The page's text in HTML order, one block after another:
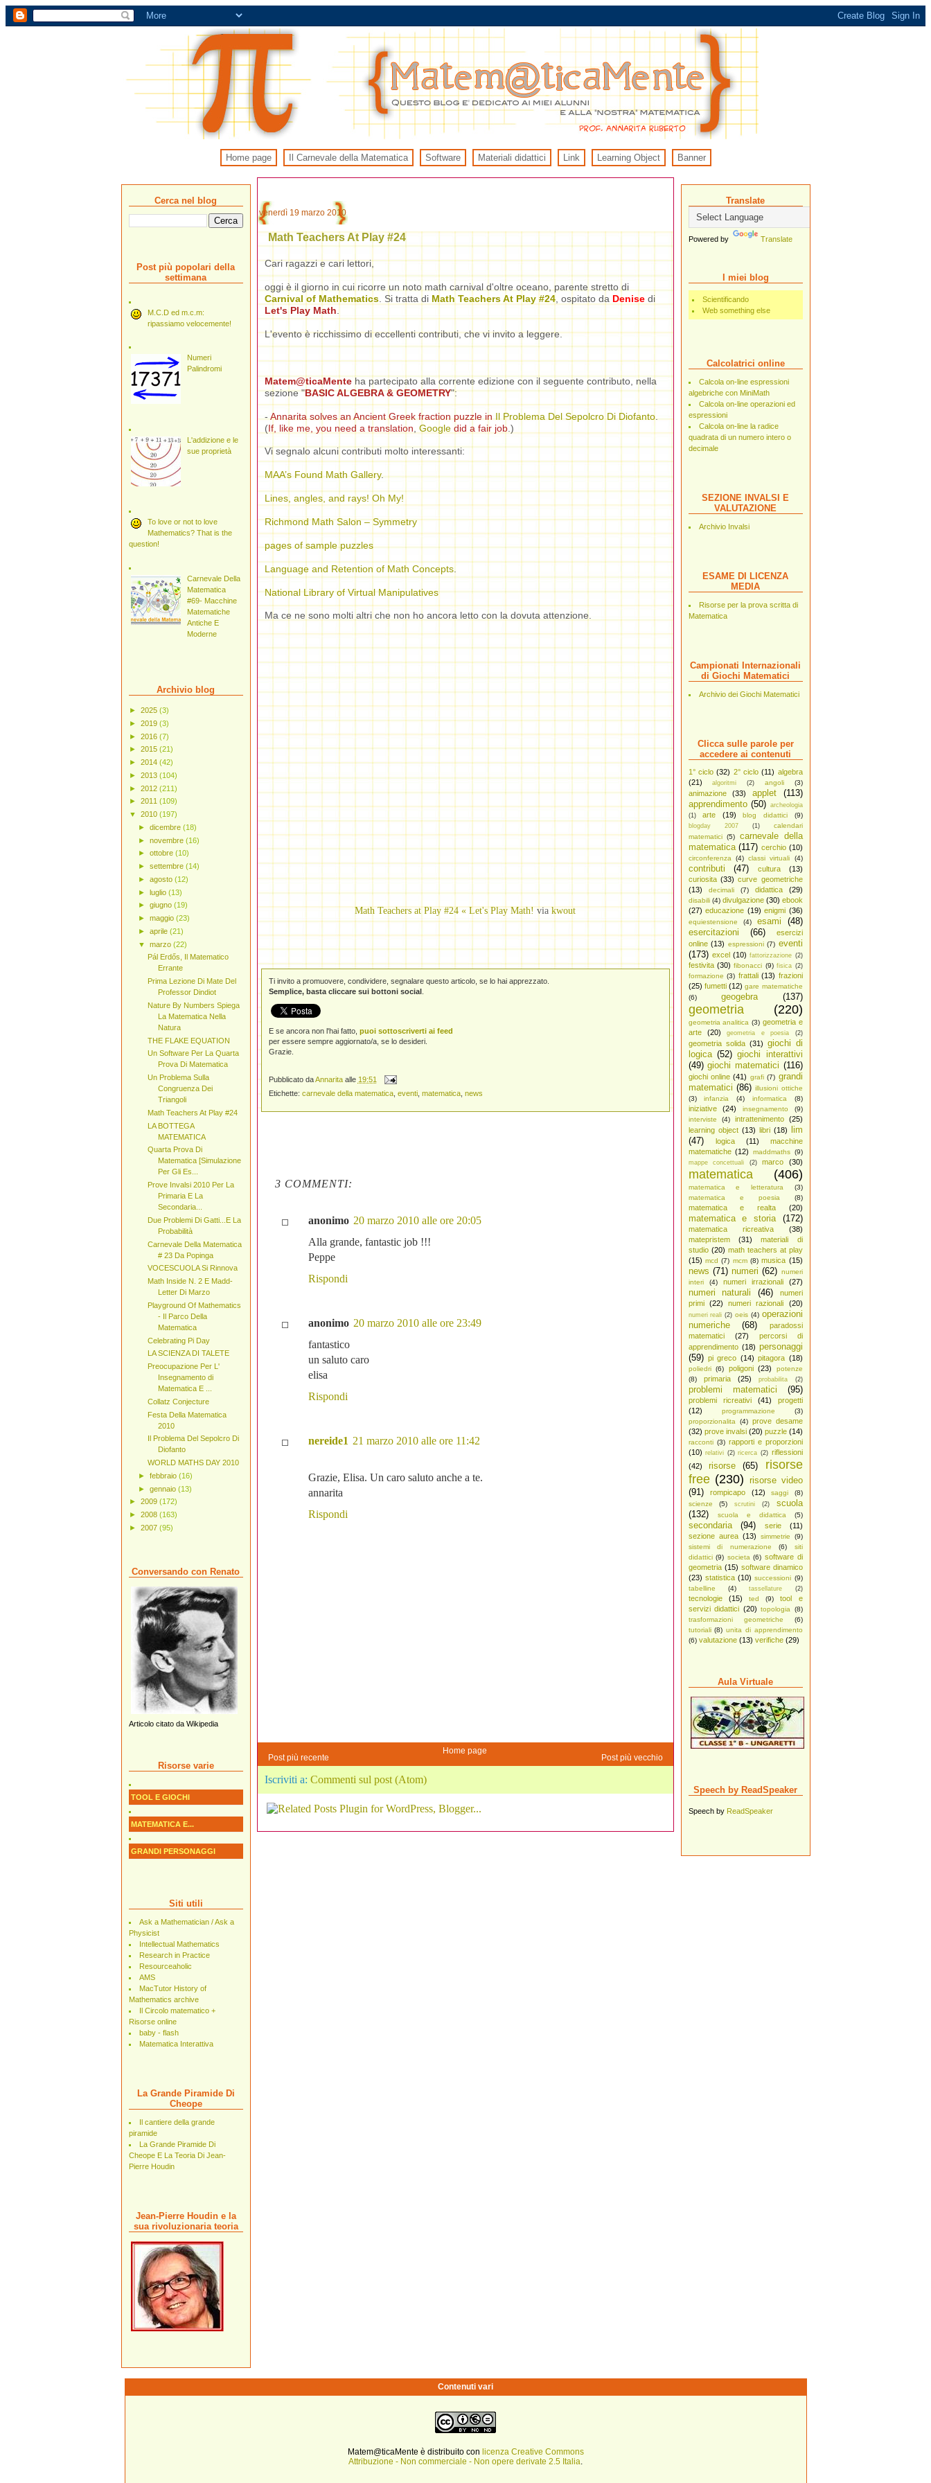
Home page Il Carnevale della Matematica Software Materiali didattici Link Learning Object Banner
Translate
Powered by Translate
I miei blog
Scientificando
Web something else
Calcolatrici online
Calcola on-line espressioni
algebriche con MiniMath
Calcola on-line operazioni ed
espressioni
Calcola on-line la radice
quadrata di un numero intero o
decimale
SEZIONE INVALSI E
VALUTAZIONE
Archivio Invalsi
ESAME DI LICENZA
MEDIA
Risorse per la prova scritta di
Matematica
Campionati Internazionali
di Giochi Matematici
Archivio dei Giochi Matematici
Clicca sulle parole per
accedere ai contenuti
1° ciclo (32) 2° ciclo (11) algebra
(21)
algoritmi (2) angoli (3)
animazione (33) applet
(113)
apprendimento (50) archeologia
(1)
arte (19) blog didattici (9)
blogday 2007 (1)
calendari
matematici
(5)
carnevale della
matematica (117) cerchio (10)
circonferenza (4) classi virtuali (4)
contributi (47) cultura
(13)
curiosita (33) curve geometriche
(13)
decimali (7) didattica (29)
disabili (4) divulgazione (30) ebook
(27) educazione (19) enigmi (36)
equiestensione (4) esami
(48)
esercitazioni
(66)
esercizi
online (13) espressioni (7) eventi
(173) excel (10) fattorizzazione (2)
festivita (30) fibonacci (9) fisica (2)
formazione (3) frattali (13) frazioni
(25) fumetti (12) gare matematiche
(6)
geogebra (137)
geometria (220)
geometria analitica (3) geometria e
arte
(20) geometria e poesia (2)
geometria solida (31) giochi di
logica (52) giochi interattivi
(49) giochi matematici (116)
giochi online (41) grafi (7) grandi
matematici (86) illusioni ottiche
(3)
infanzia (4) informatica (8)
iniziative (24) insegnamento
(9)
interviste
(4) intrattenimento
(25)
learning object (13) libri (18)
lim
(47)
logica (11)
macchine
matematiche (12) maddmaths (9)
mappe concettuali (2) marco (30)
matematica (406)
matematica e letteratura
(3)
matematica e poesia
(8)
matematica e realta (20)
matematica e storia (172)
matematica ricreativa
(38)
matepristem
(31)
materiali di
studio (20) math teachers at play
(15) mcd (7) mcm (8) musica (15)
news (71) numeri (62) numeri
interi
(4) numeri irrazionali (27)
numeri naturali (46)
numeri
primi
(22) numeri razionali (20)
numeri reali (2) oeis (4) operazioni
numeriche
(68)
paradossi
matematici
(27)
percorsi di
apprendimento (18) personaggi
(59) pi greco (14) pitagora (18)
poliedri (6) poligoni (23)
potenze
(8)
primaria (25) probabilita (2)
problemi matematici (95)
problemi ricreativi (41)
progetti
(12)
programmazione
(3)
proporzionalita
(4) prove desame
(32) prove invalsi (20) puzzle (14)
racconti (3) rapporti e proporzioni
(10) relativi (2) ricerca (2) riflessioni
(42)
risorse (65)
risorse
free (230) risorse video
(91)
rompicapo (12) saggi
(8)
scienze
(5) scrutini (2)
scuola
(132)
scuola e didattica (5)
secondaria (94) serie
(11)
sezione aurea (13) simmetrie
(9)
sistemi di numerazione
(6)
siti
didattici (9) societa (6) software di
geometria (15) software dinamico
(23) statistica (10) successioni (9)
tabelline
(4) tassellature (2)
tecnologie (15) ted (9)
tool e
servizi didattici (20) topologia
(8)
trasformazioni geometriche
(6)
tutoriali (8) unita di apprendimento
(6) valutazione (13) verifiche (29)
Aula Virtuale
Speech by ReadSpeaker
Speech by ReadSpeaker
venerdì 19 marzo 2010
Math Teachers At Play #24
Cari ragazzi e cari lettori,
oggi è il giorno in cui ricorre un noto math carnival d'oltre oceano, parente stretto di
Carnival of Mathematics. Si tratta di Math Teachers At Play #24, ospitato da Denise di
Let's Play Math
L'evento è ricchissimo di eccellenti contributi, che vi invito a leggere.
Matem@ticaMente ha partecipato alla corrente edizione con il seguente contributo, nella
sezione "BASIC ALGEBRA & GEOMETRY":
-Annarita solves an Ancient Greek fraction puzzle in Il Problema Del Sepolcro Di Diofanto.
(If, like me, you need a translation Google did a fair job.)
Vi segnalo alcuni contributi molto interessanti:
MAA’s Found Math Gallery.
Lines, angles, and rays! Oh My!
Richmond Math Salon – Symmetry
pages of sample puzzles
Language and Retention of Math Concepts.
National Library of Virtual Manipulatives
Ma ce ne sono molti altri che non ho ancora letto con la dovuta attenzione.
Math Teachers at Play #24 « Let's Play Math!viakwout
Ti invito a promuovere, condividere, segnalare questo articolo, se lo hai apprezzato.
Semplice, basta cliccare sui bottoni social.
E se ancora non l'hai fatto, puoi sottoscriverti ai feed
per essere sempre aggiornato/a, se lo desideri.
Grazie.
Pubblicato daAnnarita alle 19:51
Etichette: carnevale della matematica, eventi, matematica, news
3 COMMENTI:
anonimo 20 marzo 2010 alle ore 20:05
Alla grande, fantastic job !!!
Peppe
Rispondi
anonimo 20 marzo 2010 alle ore 23:49
fantastico
un saluto caro
elisa
Rispondi
nereide1 21 marzo 2010 alle ore 11:42
Grazie, Elisa. Un caro saluto anche a te.
annarita
Rispondi
Post più recente Post più vecchio
Home page
Iscriviti a: Commenti sul post (Atom)
Cerca nel blog
Post più popolari della
settimana
M.C.D ed m.c.m:
ripassiamo velocemente!
Numeri
Palindromi
L'addizione e le
sue proprietà
To love or not to love
Mathematics? That is the
question!
Carnevale Della
Matematica
#69- Macchine
Matematiche
Antiche E
Moderne
Archivio blog
► 2025 (3)
► 2019 (3)
► 2016 (7)
► 2015 (21)
► 2014 (42)
► 2013 (104)
► 2012 (211)
► 2011 (109)
▼ 2010 (197)
► dicembre (18)
► novembre (16)
► ottobre (10)
► settembre (14)
► agosto (12)
► luglio (13)
► giugno (19)
► maggio (23)
► aprile (21)
▼ marzo (22)
Pál Erdős, Il Matematico
Errante
Prima Lezione Di Mate Del
Professor Dindiot
Nature By Numbers Spiega
La Matematica Nella
Natura
THE FLAKE EQUATION
Un Software Per La Quarta
Prova Di Matematica
Un Problema Sulla
Congruenza Dei
Triangoli
Math Teachers At Play #24
LA BOTTEGA
MATEMATICA
Quarta Prova Di
Matematica [Simulazione
Per Gli Es...
Prove Invalsi 2010 Per La
Primaria E La
Secondaria...
Due Problemi Di Gatti...E La
Probabilità
Carnevale Della Matematica
# 23 Da Popinga
VOCESCUOLA Si Rinnova
Math Inside N. 2 E Madd-
Letter Di Marzo
Playground Of Mathematics
- Il Parco Della
Matematica
Celebrating Pi Day
LA SCIENZA DI TALETE
Preocupazione Per L'
Insegnamento di
Matematica E ...
Collatz Conjecture
Festa Della Matematica
2010
Il Problema Del Sepolcro Di
Diofanto
WORLD MATHS DAY 2010
► febbraio (16)
► gennaio (13)
► 2009 (172)
► 2008 (163)
► 2007 (95)
Conversando con Renato
Articolo citato da Wikipedia
Risorse varie
TOOL E GIOCHI
MATEMATICA E...
GRANDI PERSONAGGI
Siti utili
Ask a Mathematician / Ask a
Physicist
Intellectual Mathematics
Research in Practice
Resourceaholic
AMS
MacTutor History of
Mathematics archive
Il Circolo matematico +
Risorse online
baby - flash
Matematica Interattiva
La Grande Piramide Di
Cheope
Il cantiere della grande
piramide
La Grande Piramide Di
Cheope E La Teoria Di Jean-
Pierre Houdin
Jean-Pierre Houdin e la
sua rivoluzionaria teoria
Contenuti vari
Matem@ticaMente è distribuito con licenza Creative Commons
Attribuzione - Non commerciale - Non opere derivate 2.5 Italia